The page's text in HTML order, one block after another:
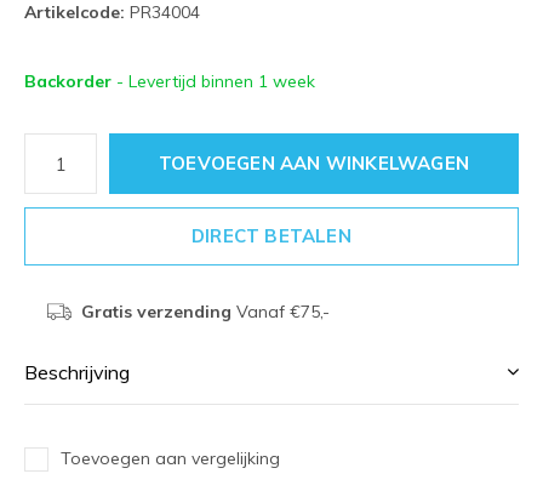
Artikelcode: PR34004
Backorder - Levertijd binnen 1 week
TOEVOEGEN AAN WINKELWAGEN
DIRECT BETALEN
Gratis verzending Vanaf €75,-
Beschrijving
Toevoegen aan vergelijking